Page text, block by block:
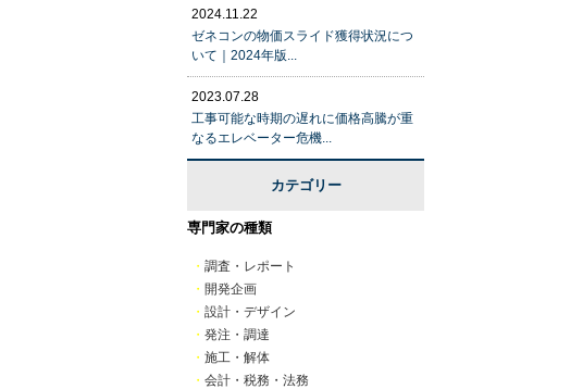
2024.11.22
ゼネコンの物価スライド獲得状況につ
いて｜2024年版...
2023.07.28
工事可能な時期の遅れに価格高騰が重
なるエレベーター危機...
カテゴリー
専門家の種類
・ 調査・レポート
・ 開発企画
・ 設計・デザイン
・ 発注・調達
・ 施工・解体
・ 会計・税務・法務